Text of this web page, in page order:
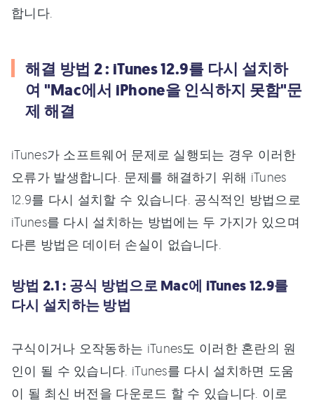
합니다.
해결 방법 2 : iTunes 12.9를 다시 설치하
여 "Mac에서 iPhone을 인식하지 못함"문
제 해결
iTunes가 소프트웨어 문제로 실행되는 경우 이러한
오류가 발생합니다. 문제를 해결하기 위해 iTunes
12.9를 다시 설치할 수 있습니다. 공식적인 방법으로
iTunes를 다시 설치하는 방법에는 두 가지가 있으며
다른 방법은 데이터 손실이 없습니다.
방법 2.1 : 공식 방법으로 Mac에 iTunes 12.9를
다시 설치하는 방법
구식이거나 오작동하는 iTunes도 이러한 혼란의 원
인이 될 수 있습니다. iTunes를 다시 설치하면 도움
이 될 최신 버전을 다운로드 할 수 있습니다. 이로